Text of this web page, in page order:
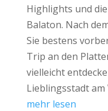
Highlights und
Balaton. Nach
Sie bestens
Trip an den
vielleicht
Lieblingsstadt am
mehr lesen